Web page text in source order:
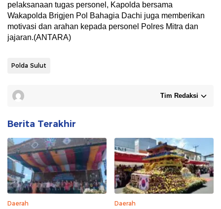
pelaksanaan tugas personel, Kapolda bersama
Wakapolda Brigjen Pol Bahagia Dachi juga memberikan
motivasi dan arahan kepada personel Polres Mitra dan
jajaran.(ANTARA)
Polda Sulut
Tim Redaksi
Berita Terakhir
Daerah Daerah